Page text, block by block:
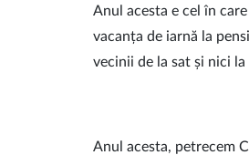
Anul acesta e cel în
vacanța de iarnă la
vecinii de la sat și nici
Anul acesta, petrecem